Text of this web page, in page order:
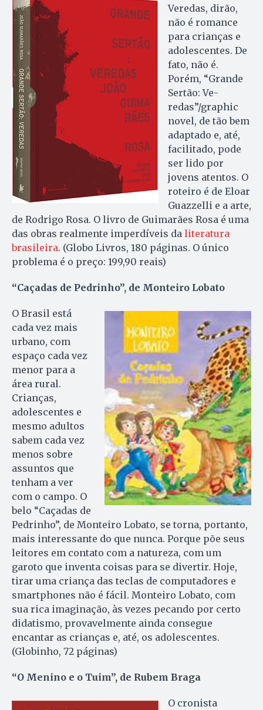
Veredas, dirão,
não é romance
para crianças e
adolescentes. De
fato, não é.
Porém, “Grande
Sertão: Ve­
redas”/graphic
novel, de tão bem
adaptado e, até,
facilitado, pode
ser lido por
jovens atentos. O
roteiro é de Eloar
Guazzelli e a arte,
de Rodrigo Rosa. O livro de Guimarães Rosa é uma
das obras realmente imperdíveis da literatura
brasileira. (Globo Livros, 180 páginas. O único
problema é o preço: 199,90 reais)
“Caçadas de Pedrinho”, de Monteiro Lobato
O Brasil está
cada vez mais
urbano, com
espaço cada vez
menor para a
área rural.
Crianças,
adolescentes e
mesmo adultos
sabem cada vez
menos sobre
assuntos que
tenham a ver
com o campo. O
belo “Caçadas de
Pedrinho”, de Monteiro Lobato, se torna, portanto,
mais interessante do que nunca. Porque põe seus
leitores em contato com a natureza, com um
garoto que inventa coisas para se divertir. Hoje,
tirar uma criança das teclas de computadores e
smartphones não é fácil. Monteiro Lobato, com
sua rica imaginação, às vezes pecando por certo
didatismo, provavelmente ainda consegue
encantar as crianças e, até, os adolescentes.
(Globinho, 72 páginas)
“O Menino e o Tuim”, de Rubem Braga
O cronista